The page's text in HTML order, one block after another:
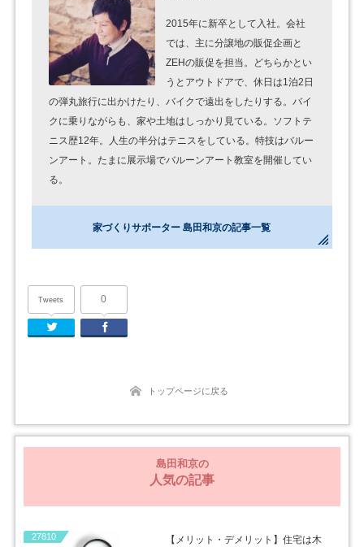
2015年に新卒として入社。会社
では、主に分譲地の販促企画と
ZEHの販促を担当。どちらかとい
うとアウトドアで、休日は1泊2日
の弾丸旅行に出かけたり、バイクで遠出をしたりする。バイ
クに乗りながらも、家や土地はしっかり見ている。ソフトテ
ニス歴12年。人生の半分はテニスをしている。特技はバルー
ンアート。たまに展示場でバルーンアート教室を開催してい
る。
家づくりサポーター 島田和京の記事一覧
Tweets
Twitter
0
トップページに戻る
島田和京の
人気の記事
27810
【メリット・デメリット】住宅は木